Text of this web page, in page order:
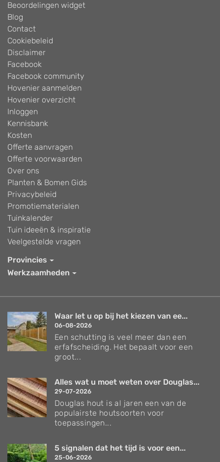
Beoordelingen widget
Blog
Contact
Cookiebeleid
Disclaimer
Facebook
Facebook community
Hovenier aanmelden
Hovenier overzicht
Inloggen
Kennisbank
Kosten
Offerte aanvragen
Offerte voorwaarden
Over ons
Planten & Bomen Gids
Privacybeleid
Promotiematerialen
Tuinkalender
Tuin ideeën & inspiratie
Veelgestelde vragen
Provincies
Werkzaamheden
Waar let u op bij het kiezen van ee...
06-08-2026
Een schutting is veel meer dan een
erfafscheiding. Het bepaalt voor een
groot...
Alles wat u moet weten over Douglas...
29-07-2026
Douglas hout is al jaren een van de
populairste houtsoorten voor
toepassingen...
5 signalen dat het tijd is voor een...
25-06-2026